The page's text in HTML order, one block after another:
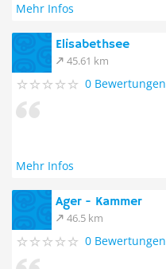
Mehr Infos
Elisabethsee
45.61 km
0 Bewertungen
Mehr Infos
Ager - Kammer
46.5 km
0 Bewertungen